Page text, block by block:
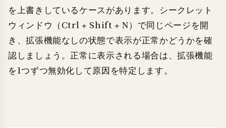
を上書きしているケースがあります。シークレット
ウィンドウ（Ctrl + Shift + N）で同じページを開
き、拡張機能なしの状態で表示が正常かどうかを確
認しましょう。正常に表示される場合は、拡張機能
を1つずつ無効化して原因を特定します。